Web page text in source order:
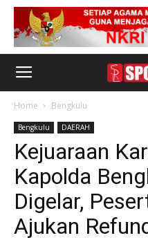
Home Bengkulu
Bengkulu DAERAH
Kejuaraan
Kapolda
Digelar,
Ajukan